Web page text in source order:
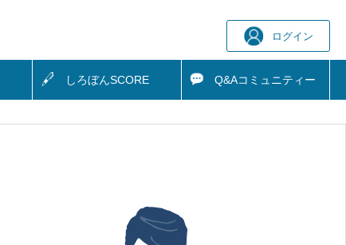
ログイン
しろぼんSCORE Q&Aコミュニティー